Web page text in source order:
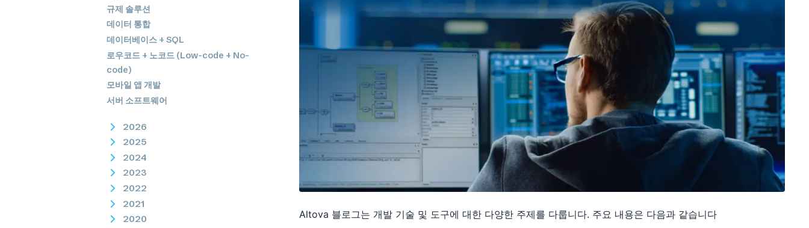
규제 솔루션
데이터 통합
데이터베이스 + SQL
로우코드 + 노코드 (Low-code + No-
code)
모바일 앱 개발
서버 소프트웨어
2026
2025
2024
2023
2022
2021
2020
Altova 블로그는 개발 기술 및 도구에 대한 다양한 주제를 다룹니다. 주요 내용은 다음과 같습니다